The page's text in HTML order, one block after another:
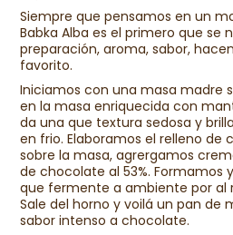
Siempre que pensamos en un
Babka Alba es el primero que se
preparación, aroma, sabor,
favorito.
Iniciamos con una masa madre
en la masa enriquecida con
da una que textura sedosa y
en frio. Elaboramos el relleno de
sobre la masa, agrergamos
de chocolate al 53%. Formamos
que fermente a ambiente por al
Sale del horno y voilá un pan de
sabor intenso a chocolate.